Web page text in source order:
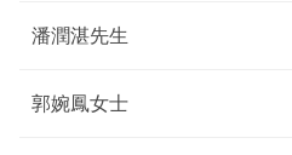
潘潤湛先生
郭婉鳳女士